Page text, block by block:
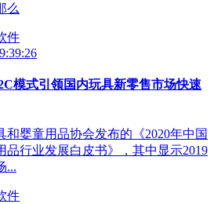
么
件
模式引领国内玩具新零售市场快速
和婴童用品协会发布的《2020年中国
品行业发展白皮书》，其中显示2019
...
件